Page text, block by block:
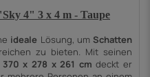
4" 3 x 4 m - Taupe
ideale Lösung, umSchatten
zu bieten. Mit seinen
370 x 278 x 261 cm deckt er